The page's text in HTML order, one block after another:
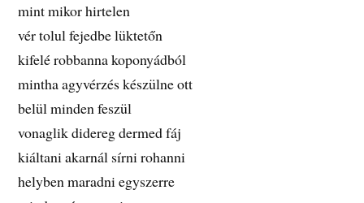
mint mikor hirtelen
vér tolul fejedbe lüktetőn
kifelé robbanna koponyádból
mintha agyvérzés készülne ott
belül minden feszül
vonaglik didereg dermed fáj
kiáltani akarnál sírni rohanni
helyben maradni egyszerre